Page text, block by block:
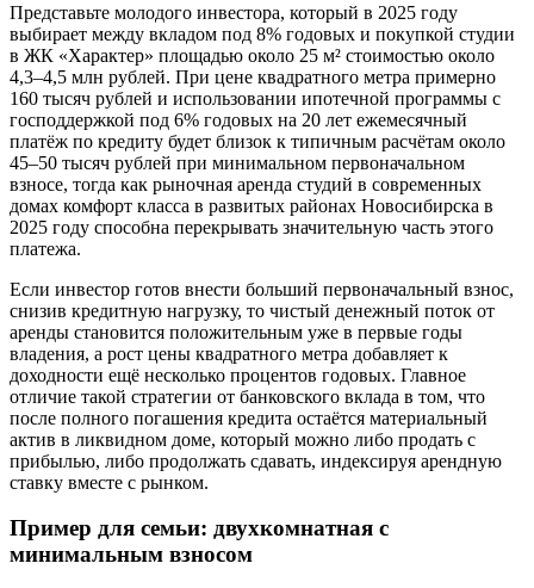
Представьте молодого инвестора, который в 2025 году
выбирает между вкладом под 8% годовых и покупкой студии
в ЖК «Характер» площадью около 25 м² стоимостью около
4,3–4,5 млн рублей. При цене квадратного метра примерно
160 тысяч рублей и использовании ипотечной программы с
господдержкой под 6% годовых на 20 лет ежемесячный
платёж по кредиту будет близок к типичным расчётам около
45–50 тысяч рублей при минимальном первоначальном
взносе, тогда как рыночная аренда студий в современных
домах комфорт класса в развитых районах Новосибирска в
2025 году способна перекрывать значительную часть этого
платежа.
Если инвестор готов внести больший первоначальный взнос,
снизив кредитную нагрузку, то чистый денежный поток от
аренды становится положительным уже в первые годы
владения, а рост цены квадратного метра добавляет к
доходности ещё несколько процентов годовых. Главное
отличие такой стратегии от банковского вклада в том, что
после полного погашения кредита остаётся материальный
актив в ликвидном доме, который можно либо продать с
прибылью, либо продолжать сдавать, индексируя арендную
ставку вместе с рынком.
Пример для семьи: двухкомнатная с
минимальным взносом